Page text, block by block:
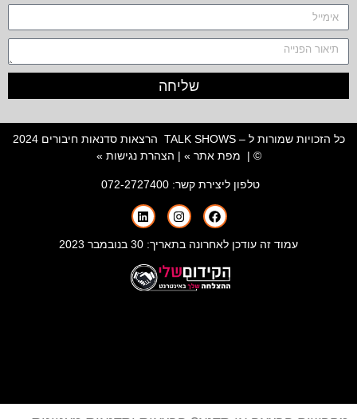
שליחה
כל הזכויות שמורות ל – TALK SHOWS הרצאות סדנאות חיבורים 2024
© | מפת אתר » | הצהרת נגישות »
טלפון ליצירת קשר:072-2727400
עמוד זה עודכן לאחרונה בתאריך: 30 בנובמבר 2023